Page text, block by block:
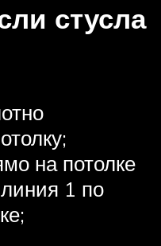
стусла
на потолке
1 по